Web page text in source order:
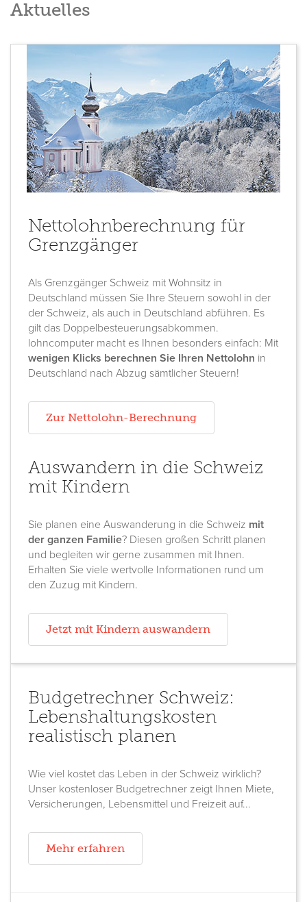
Aktuelles
Nettolohnberechnung für
Grenzgänger
Als Grenzgänger Schweiz mit Wohnsitz in
Deutschland müssen Sie Ihre Steuern sowohl in der
der Schweiz, als auch in Deutschland abführen. Es
gilt das Doppelbesteuerungsabkommen.
lohncomputer macht es Ihnen besonders einfach: Mit
wenigen Klicks berechnen Sie Ihren Nettolohn in
Deutschland nach Abzug sämtlicher Steuern!
Zur Nettolohn-Berechnung
Auswandern in die Schweiz
mit Kindern
Sie planen eine Auswanderung in die Schweiz mit
der ganzen Familie? Diesen großen Schritt planen
und begleiten wir gerne zusammen mit Ihnen.
Erhalten Sie viele wertvolle Informationen rund um
den Zuzug mit Kindern.
Jetzt mit Kindern auswandern
Budgetrechner Schweiz:
Lebenshaltungskosten
realistisch planen
Wie viel kostet das Leben in der Schweiz wirklich?
Unser kostenloser Budgetrechner zeigt Ihnen Miete,
Versicherungen, Lebensmittel und Freizeit auf...
Mehr erfahren